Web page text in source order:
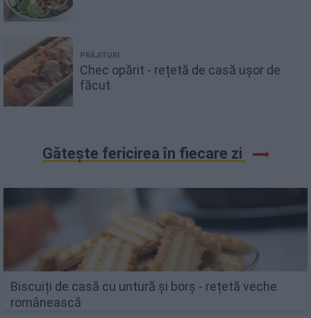
PRĂJITURI
Chec opărit - rețetă de casă ușor de
făcut
Gătește fericirea în fiecare zi
Biscuiți de casă cu untură și borș - rețetă veche
românească